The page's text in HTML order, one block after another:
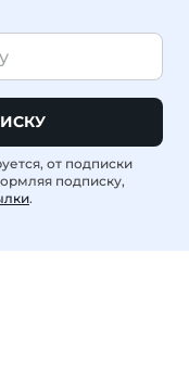
от подписки
подписку,
.